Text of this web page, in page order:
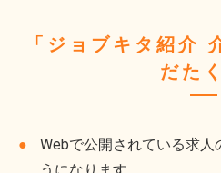
「ジョブキタ紹介
だた
Webで公開されている求人